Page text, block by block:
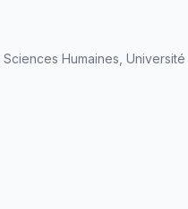
Humaines,